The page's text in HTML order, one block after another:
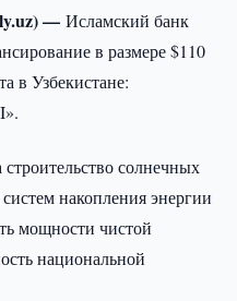
—Исламский банк
в размере $110
в Узбекистане:
солнечных
накопления энергии
мощности чистой
национальной